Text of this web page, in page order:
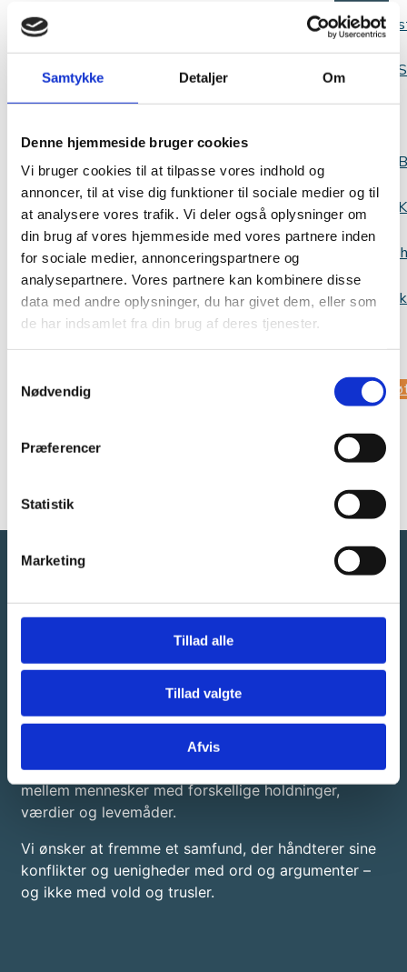
Samtykke Detaljer Om
Denne hjemmeside bruger cookies
Vi bruger cookies til at tilpasse vores indhold og
annoncer, til at vise dig funktioner til sociale medier og til
at analysere vores trafik. Vi deler også oplysninger om
din brug af vores hjemmeside med vores partnere inden
for sociale medier, annonceringspartnere og
analysepartnere. Vores partnere kan kombinere disse
data med andre oplysninger, du har givet dem, eller som
de har indsamlet fra din brug af deres tjenester.
Nødvendig
Præferencer
Statistik
Marketing
Tillad alle
Tillad valgte
Afvis
os
Brobyggerne – Center for Dialogkaffe er sat i verden
for at styrke dialogen, tolerancen og forståelsen
mellem mennesker med forskellige holdninger,
værdier og levemåder.
Vi ønsker at fremme et samfund, der håndterer sine
konflikter og uenigheder med ord og argumenter –
og ikke med vold og trusler.​